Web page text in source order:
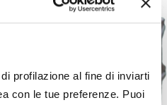
profilazione al fine di inviarti
con le tue preferenze. Puoi